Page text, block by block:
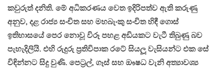
කවුරුත් දනිති. මේ අධිකරණය වෙත ඉදිරිපත්ව ඇති කරුණු
අනුව, දළ රාජ්‍ය සංචිත සහ මහබැංකු සංචිත හිඳී ගොස්
ඉතිහාසයේ පෙර නොවූ විරූ පහළ අඩියකට වැටී තිබුණු බව
පැහැදිලියි. එහි රුදුරු ප්‍රතිවිපාක රටේ සියලූ වැසියන්ට එක සේ
විඳින්නට සිදු වුණි. පෙට්‍රල්, ගෑස් සහ ඖෂධ වැනි අත්‍යාවශ්‍ය